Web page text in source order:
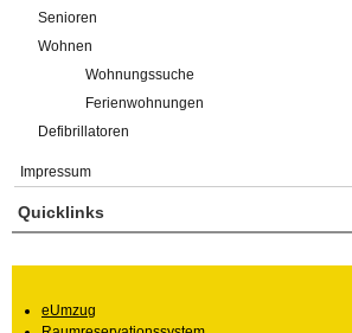
Senioren
Wohnen
Wohnungssuche
Ferienwohnungen
Defibrillatoren
Impressum
Quicklinks
eUmzug